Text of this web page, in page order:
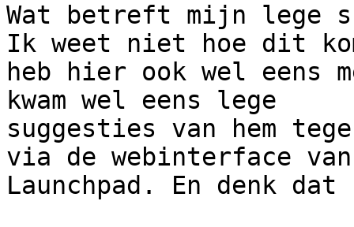
Wat betreft mijn lege
Ik weet niet hoe dit
heb hier ook wel eens
kwam wel eens lege
suggesties van hem
via de webinterface van
Launchpad. En denk